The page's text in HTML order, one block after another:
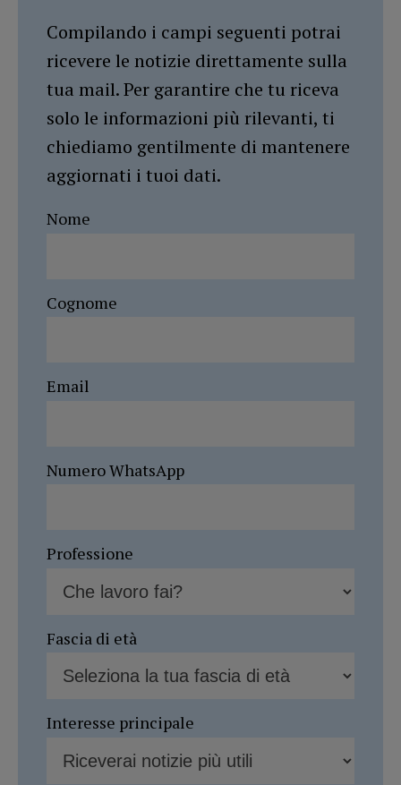
Compilando i campi seguenti potrai
ricevere le notizie direttamente sulla
tua mail. Per garantire che tu riceva
solo le informazioni più rilevanti, ti
chiediamo gentilmente di mantenere
aggiornati i tuoi dati.
Nome
Cognome
Email
Numero WhatsApp
Professione
Fascia di età
Interesse principale